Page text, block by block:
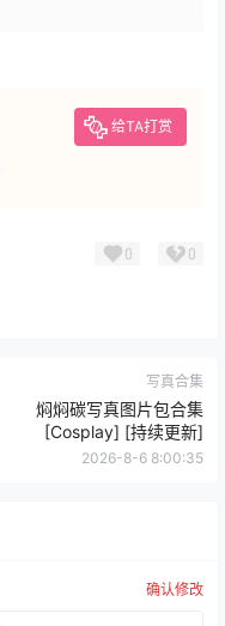
给TA打赏
0 0
写真合集
焖焖碳写真图片包合集
[Cosplay] [持续更新]
2026-8-6 8:00:35
确认修改